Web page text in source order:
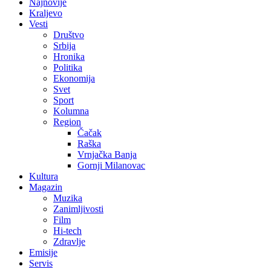
Najnovije
Kraljevo
Vesti
Društvo
Srbija
Hronika
Politika
Ekonomija
Svet
Sport
Kolumna
Region
Čačak
Raška
Vrnjačka Banja
Gornji Milanovac
Kultura
Magazin
Muzika
Zanimljivosti
Film
Hi-tech
Zdravlje
Emisije
Servis